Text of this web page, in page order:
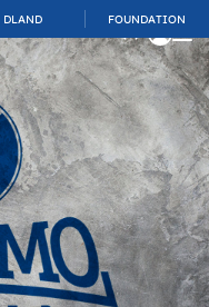
DLAND FOUNDATION